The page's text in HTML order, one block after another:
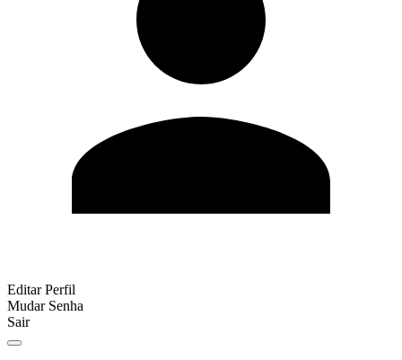
Editar Perfil
Mudar Senha
Sair